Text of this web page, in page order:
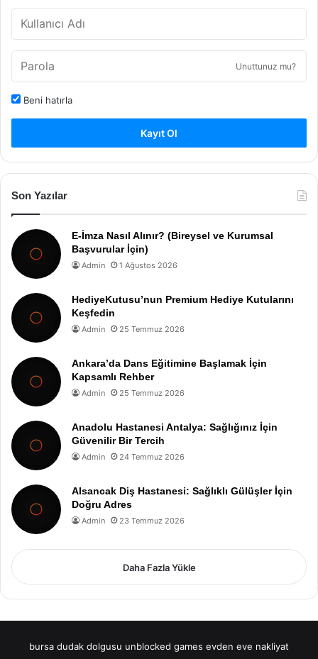
Unuttunuz mu?
Beni hatırla
Kayıt Ol
Son Yazılar
E-İmza Nasıl Alınır? (Bireysel ve Kurumsal
Başvurular İçin)
Admin 1 Ağustos 2026
HediyeKutusu’nun Premium Hediye Kutularını
Keşfedin
Admin 25 Temmuz 2026
Ankara’da Dans Eğitimine Başlamak İçin
Kapsamlı Rehber
Admin 25 Temmuz 2026
Anadolu Hastanesi Antalya: Sağlığınız İçin
Güvenilir Bir Tercih
Admin 24 Temmuz 2026
Alsancak Diş Hastanesi: Sağlıklı Gülüşler İçin
Doğru Adres
Admin 23 Temmuz 2026
Daha Fazla Yükle
bursa dudak dolgusu unblocked games evden eve nakliyat